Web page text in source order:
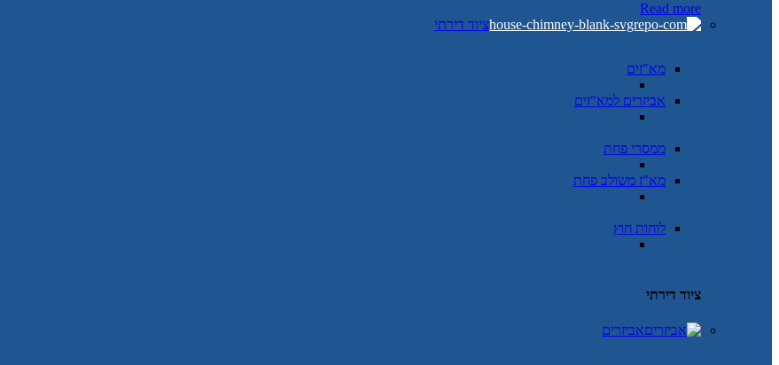
Read more
ציוד דירתי
מא"זים
אביזרים למא"זים
ממסרי פחת
מא"ז משולב פחת
לוחות חוץ
ציוד דירתי
אביזרים